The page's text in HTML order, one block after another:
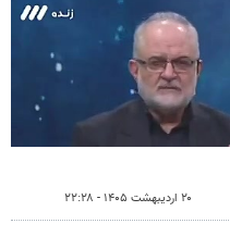
۲۰ اردیبهشت ۱۴۰۵ - ۲۲:۲۸